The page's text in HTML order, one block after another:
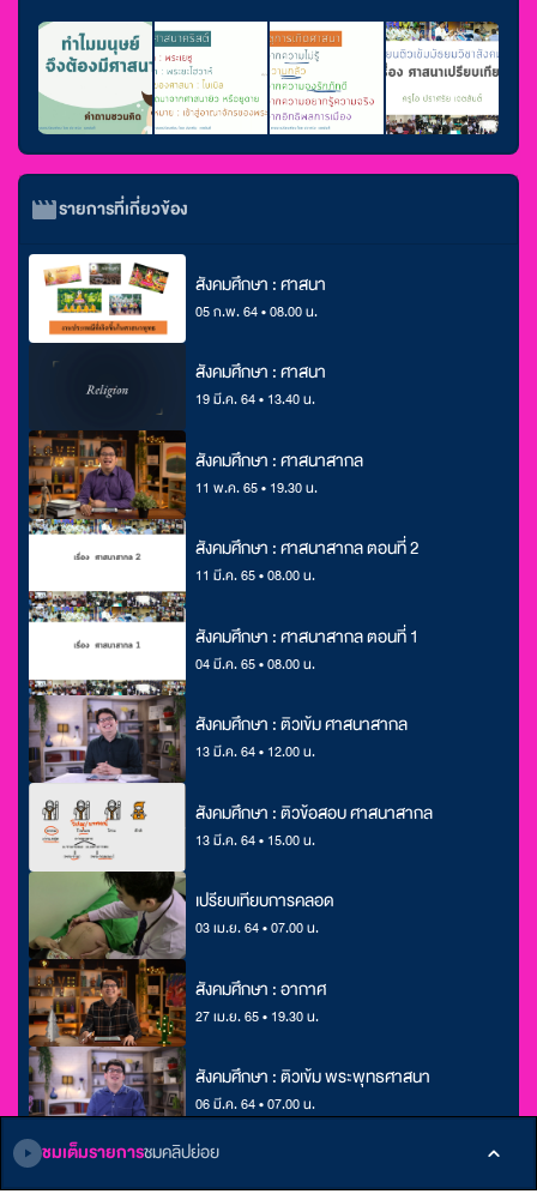
ชมเต็มรายการชมคลิปย่อย
รายการที่เกี่ยวข้อง
สังคมศึกษา : ศาสนา
05 ก.พ. 64 • 08.00 น.
สังคมศึกษา : ศาสนา
19 มี.ค. 64 • 13.40 น.
สังคมศึกษา : ศาสนาสากล
11 พ.ค. 65 • 19.30 น.
สังคมศึกษา : ศาสนาสากล ตอนที่ 2
11 มี.ค. 65 • 08.00 น.
สังคมศึกษา : ศาสนาสากล ตอนที่ 1
04 มี.ค. 65 • 08.00 น.
สังคมศึกษา : ติวเข้ม ศาสนาสากล
13 มี.ค. 64 • 12.00 น.
สังคมศึกษา : ติวข้อสอบ ศาสนาสากล
13 มี.ค. 64 • 15.00 น.
เปรียบเทียบการคลอด
03 เม.ย. 64 • 07.00 น.
สังคมศึกษา : อากาศ
27 เม.ย. 65 • 19.30 น.
สังคมศึกษา : ติวเข้ม พระพุทธศาสนา
06 มี.ค. 64 • 07.00 น.